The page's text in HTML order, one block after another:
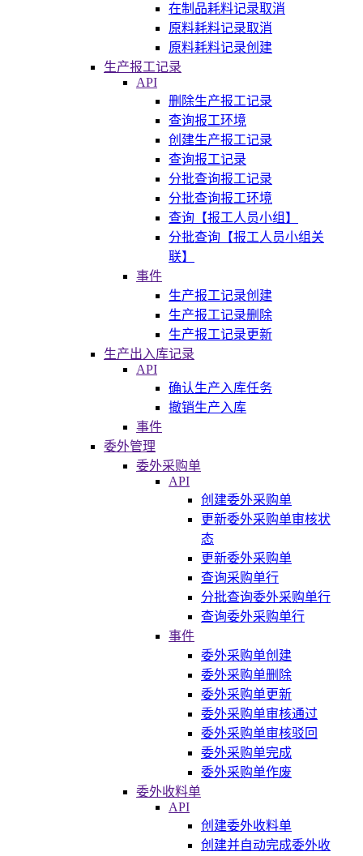
在制品耗料记录取消
原料耗料记录取消
原料耗料记录创建
生产报工记录
API
删除生产报工记录
查询报工环境
创建生产报工记录
查询报工记录
分批查询报工记录
分批查询报工环境
查询【报工人员小组】
分批查询【报工人员小组关
联】
事件
生产报工记录创建
生产报工记录删除
生产报工记录更新
生产出入库记录
API
确认生产入库任务
撤销生产入库
事件
委外管理
委外采购单
API
创建委外采购单
更新委外采购单审核状
态
更新委外采购单
查询采购单行
分批查询委外采购单行
查询委外采购单行
事件
委外采购单创建
委外采购单删除
委外采购单更新
委外采购单审核通过
委外采购单审核驳回
委外采购单完成
委外采购单作废
委外收料单
API
创建委外收料单
创建并自动完成委外收